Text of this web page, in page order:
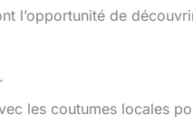
l’opportunité de
les coutumes locales